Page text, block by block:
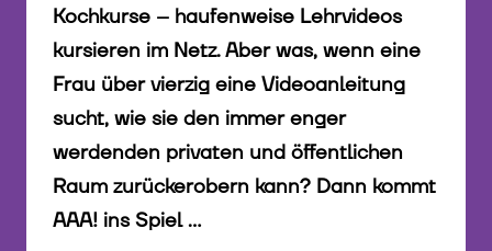
Kochkurse – haufenweise Lehrvideos
kursieren im Netz. Aber was, wenn eine
Frau über vierzig eine Videoanleitung
sucht, wie sie den immer enger
werdenden privaten und öffentlichen
Raum zurückerobern kann? Dann kommt
AAA! ins Spiel …